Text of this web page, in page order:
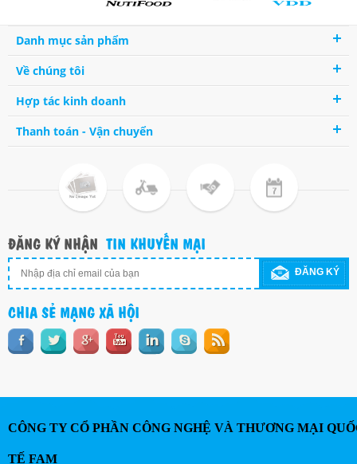
Danh mục sản phẩm
Về chúng tôi
Hợp tác kinh doanh
Thanh toán - Vận chuyển
ĐĂNG KÝ NHẬN TIN KHUYẾN MẠI
ĐĂNG KÝ
CHIA SẺ MẠNG XÃ HỘI
CÔNG TY CỔ PHẦN CÔNG NGHỆ VÀ THƯƠNG MẠI
TẾ FAM